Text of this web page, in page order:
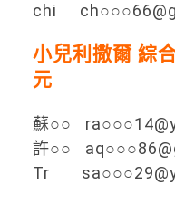
chi
小兒利撒爾 綜
元
蘇○○
許○○
Tr